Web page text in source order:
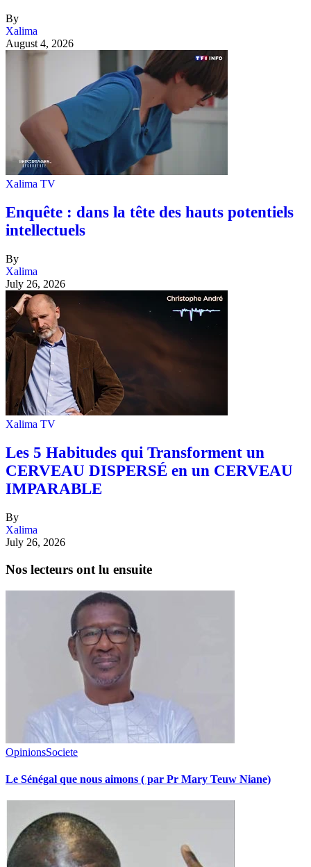
By
Xalima
August 4, 2026
Xalima TV
Enquête : dans la tête des hauts potentiels
intellectuels
By
Xalima
July 26, 2026
Xalima TV
Les 5 Habitudes qui Transforment un
CERVEAU DISPERSÉ en un CERVEAU
IMPARABLE
By
Xalima
July 26, 2026
Nos lecteurs ont lu ensuite
OpinionsSociete
Le Sénégal que nous aimons ( par Pr Mary Teuw Niane)